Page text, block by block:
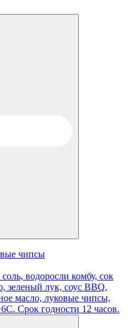
чипсы
водоросли комбу, сок
зеленый лук, соус BBQ,
масло, луковые чипсы,
Срок годности 12 часов.